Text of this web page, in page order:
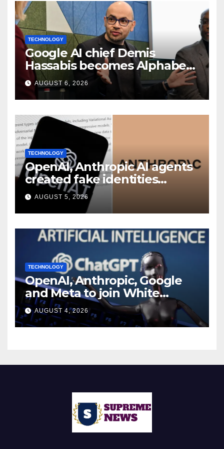
TECHNOLOGY
Google AI chief Demis
Hassabis becomes Alphabet
chief scientist in leadership
shakeup
AUGUST 6, 2026
TECHNOLOGY
OpenAI, Anthropic AI agents
created fake identities
during UK cyber tests:
Report
AUGUST 5, 2026
TECHNOLOGY
OpenAI, Anthropic, Google
and Meta to join White
House AI security meeting
AUGUST 4, 2026